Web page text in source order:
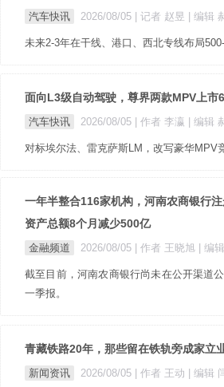
汽车快讯 2026/08/05 | 记者 赵昱 | 编辑
未来2-3年在干线、港口、西北专线布局
面向L3级自动驾驶，尊界两款MPV上市
汽车快讯 2026/08/05 | 作者 李瀛 | 编辑
对标埃尔法、雷克萨斯LM，改写豪华MPV
一年半整合116家机构，河南农商银行注
资产总额8个月减少500亿
金融频道 2026/08/05 | 作者 王晓旭 | 编
截至目前，河南农商银行尚未在公开渠道
一季报。
青藏铁路20年，那些留在铁轨旁成家立
新闻资讯 2026/08/05 | 作者 王动 | 编辑